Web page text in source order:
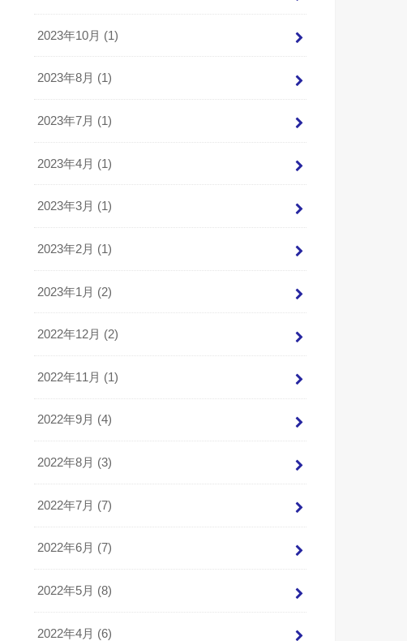
2023年10月 (1)
2023年8月 (1)
2023年7月 (1)
2023年4月 (1)
2023年3月 (1)
2023年2月 (1)
2023年1月 (2)
2022年12月 (2)
2022年11月 (1)
2022年9月 (4)
2022年8月 (3)
2022年7月 (7)
2022年6月 (7)
2022年5月 (8)
2022年4月 (6)